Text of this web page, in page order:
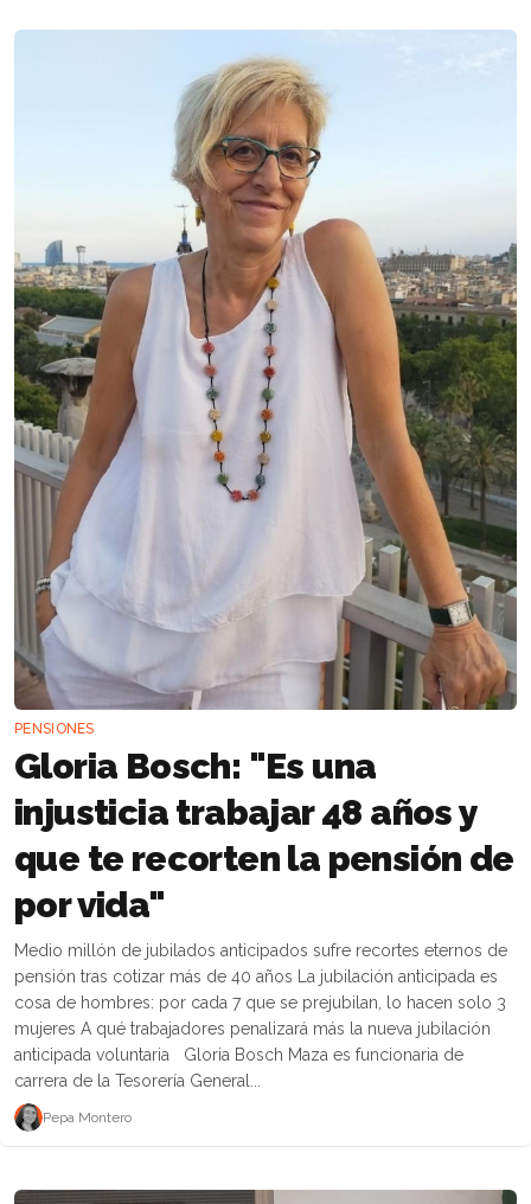
PENSIONES
Gloria Bosch: "Es una
injusticia trabajar 48 años y
que te recorten la pensión de
por vida"
Medio millón de jubilados anticipados sufre recortes eternos de
pensión tras cotizar más de 40 años La jubilación anticipada es
cosa de hombres: por cada 7 que se prejubilan, lo hacen solo 3
mujeres A qué trabajadores penalizará más la nueva jubilación
anticipada voluntaria Gloria Bosch Maza es funcionaria de
carrera de la Tesorería General...
Pepa Montero